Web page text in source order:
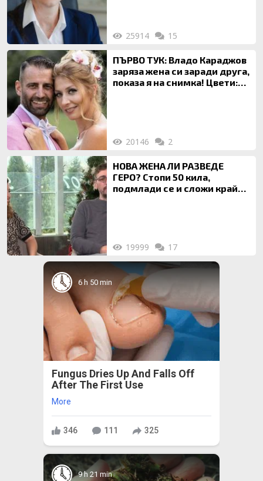
25914 15
ПЪРВО ТУК: Владо Караджов
заряза жена си заради друга,
показа я на снимка! Цвети:
20146 2
НОВА ЖЕНА ЛИ РАЗВЕДЕ
ГЕРО? Стопи 50 кила,
подмлади се и сложи край
19999 17
6 h 50 min
Fungus Dries Up And Falls Off
After The First Use
More
346 111 325
9 h 21 min